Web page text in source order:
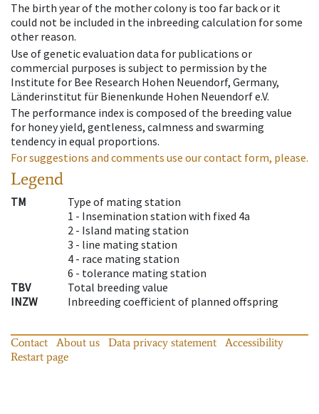
The birth year of the mother colony is too far back or it
could not be included in the inbreeding calculation for some
other reason.
Use of genetic evaluation data for publications or
commercial purposes is subject to permission by the
Institute for Bee Research Hohen Neuendorf, Germany,
Länderinstitut für Bienenkunde Hohen Neuendorf e.V.
The performance index is composed of the breeding value
for honey yield, gentleness, calmness and swarming
tendency in equal proportions.
For suggestions and comments use our contact form, please.
Legend
TM
Type of mating station
1 - Insemination station with fixed 4a
2 - Island mating station
3 - line mating station
4 - race mating station
6 - tolerance mating station
TBV
Total breeding value
INZW
Inbreeding coefficient of planned offspring
Contact About us Data privacy statement
Accessibility
Restart page